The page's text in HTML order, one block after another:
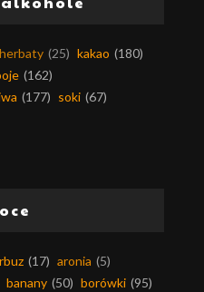
herbaty (25) kakao (180)
(162)
(177) soki (67)
(17) aronia (5)
banany (50) borówki (95)